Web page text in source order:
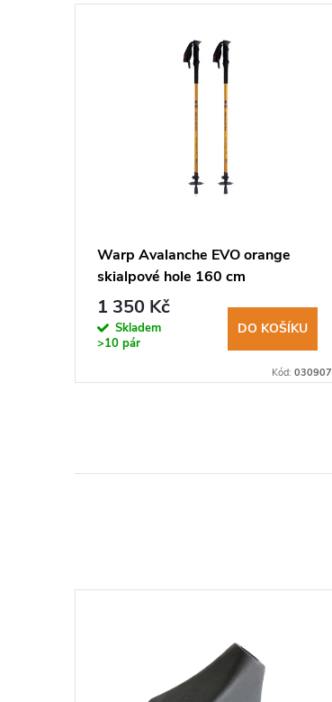
Warp Avalanche EVO orange
skialpové hole 160 cm
1 350 Kč
Skladem
>10 pár
DO KOŠÍKU
Kód: 030907